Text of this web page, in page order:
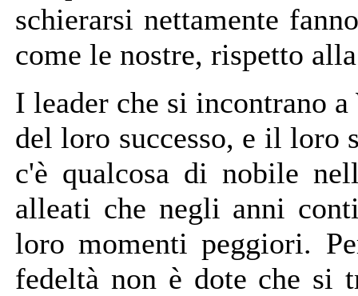
schierarsi nettamente
come le nostre, rispetto
I leader che si incontrano
del loro successo, e il
c'è qualcosa di nobile
alleati che negli anni
loro momenti peggiori.
fedeltà non è dote che si